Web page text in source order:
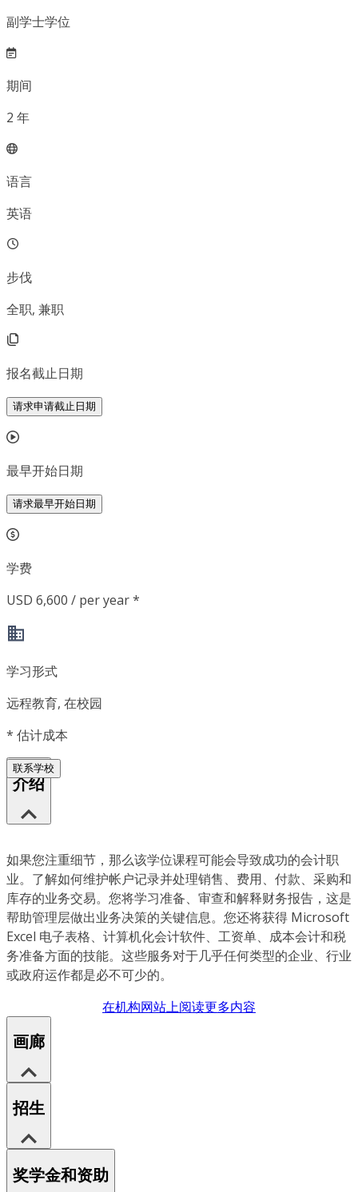
副学士学位
期间
2 年
语言
英语
步伐
全职, 兼职
报名截止日期
请求申请截止日期
最早开始日期
请求最早开始日期
学费
USD 6,600 / per year *
学习形式
远程教育, 在校园
* 估计成本
联系学校
介绍
如果您注重细节，那么该学位课程可能会导致成功的会计职
业。了解如何维护帐户记录并处理销售、费用、付款、采购和
库存的业务交易。您将学习准备、审查和解释财务报告，这是
帮助管理层做出业务决策的关键信息。您还将获得 Microsoft
Excel 电子表格、计算机化会计软件、工资单、成本会计和税
务准备方面的技能。这些服务对于几乎任何类型的企业、行业
或政府运作都是必不可少的。
在机构网站上阅读更多内容
画廊
招生
奖学金和资助